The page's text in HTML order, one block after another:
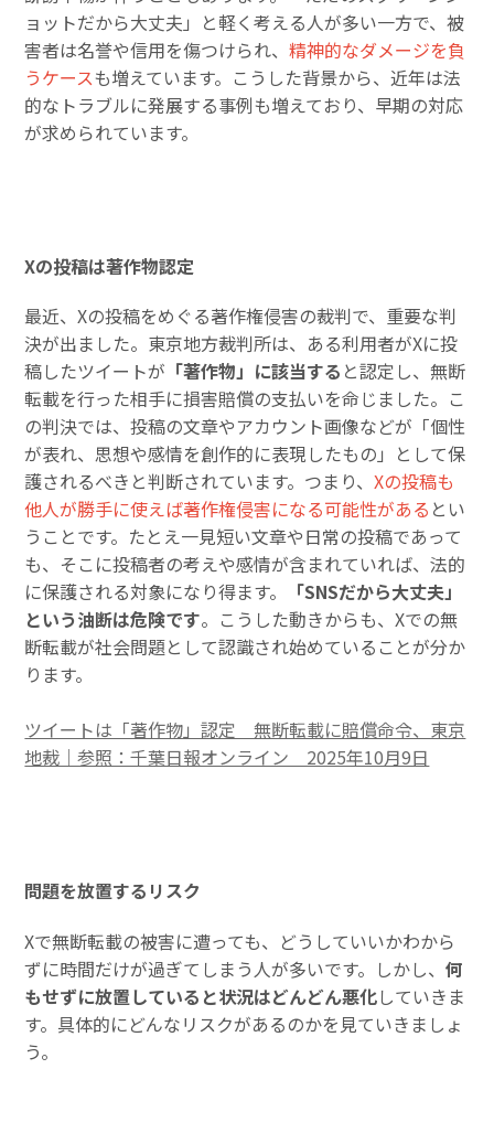
ョットだから大丈夫」と軽く考える人が多い一方で、被
害者は名誉や信用を傷つけられ、精神的なダメージを負
うケースも増えています。こうした背景から、近年は法
的なトラブルに発展する事例も増えており、早期の対応
が求められています。
Xの投稿は著作物認定
最近、Xの投稿をめぐる著作権侵害の裁判で、重要な判
決が出ました。東京地方裁判所は、ある利用者がXに投
稿したツイートが 「著作物」に該当する と認定し、無断
転載を行った相手に損害賠償の支払いを命じました。こ
の判決では、投稿の文章やアカウント画像などが「個性
が表れ、思想や感情を創作的に表現したもの」として保
護されるべきと判断されています。つまり、Xの投稿も
他人が勝手に使えば著作権侵害になる可能性がある とい
うことです。たとえ一見短い文章や日常の投稿であって
も、そこに投稿者の考えや感情が含まれていれば、法的
に保護される対象になり得ます。
「SNSだから大丈夫」
という油断は危険です。こうした動きからも、Xでの無
断転載が社会問題として認識され始めていることが分か
ります。
ツイートは「著作物」認定 無断転載に賠償命令、東京
地裁｜参照：千葉日報オンライン 2025年10月9日
問題を放置するリスク
Xで無断転載の被害に遭っても、どうしていいかわから
ずに時間だけが過ぎてしまう人が多いです。しかし、何
もせずに放置していると状況はどんどん悪化していきま
す。具体的にどんなリスクがあるのかを見ていきましょ
う。